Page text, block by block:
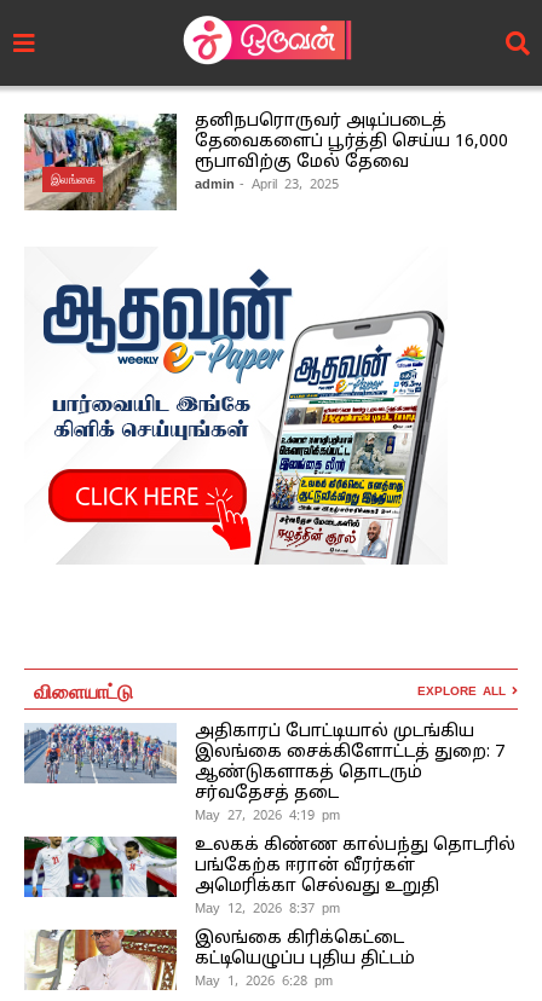
இலங்கை
தனிநபரொருவர் அடிப்படைத்
தேவைகளைப் பூர்த்தி செய்ய 16,000
ரூபாவிற்கு மேல் தேவை
admin - April 23, 2025
விளையாட்டு EXPLORE ALL
அதிகாரப் போட்டியால் முடங்கிய
இலங்கை சைக்கிளோட்டத் துறை: 7
ஆண்டுகளாகத் தொடரும்
சர்வதேசத் தடை
May 27, 2026 4:19 pm
உலகக் கிண்ண கால்பந்து தொடரில்
பங்கேற்க ஈரான் வீரர்கள்
அமெரிக்கா செல்வது உறுதி
May 12, 2026 8:37 pm
இலங்கை கிரிக்கெட்டை
கட்டியெழுப்ப புதிய திட்டம்
May 1, 2026 6:28 pm